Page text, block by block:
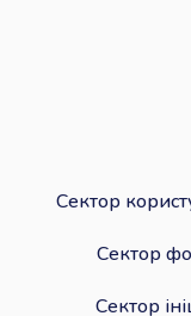
Сектор
Сектор
Сектор